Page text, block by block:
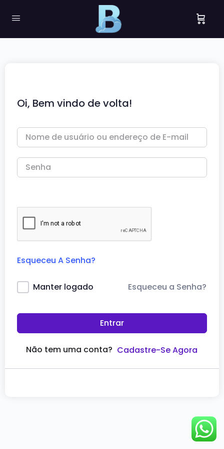
Oi, Bem vindo de volta!
Esqueceu A Senha?
Manter logado Esqueceu a Senha?
Entrar
Não tem uma conta? Cadastre-Se Agora